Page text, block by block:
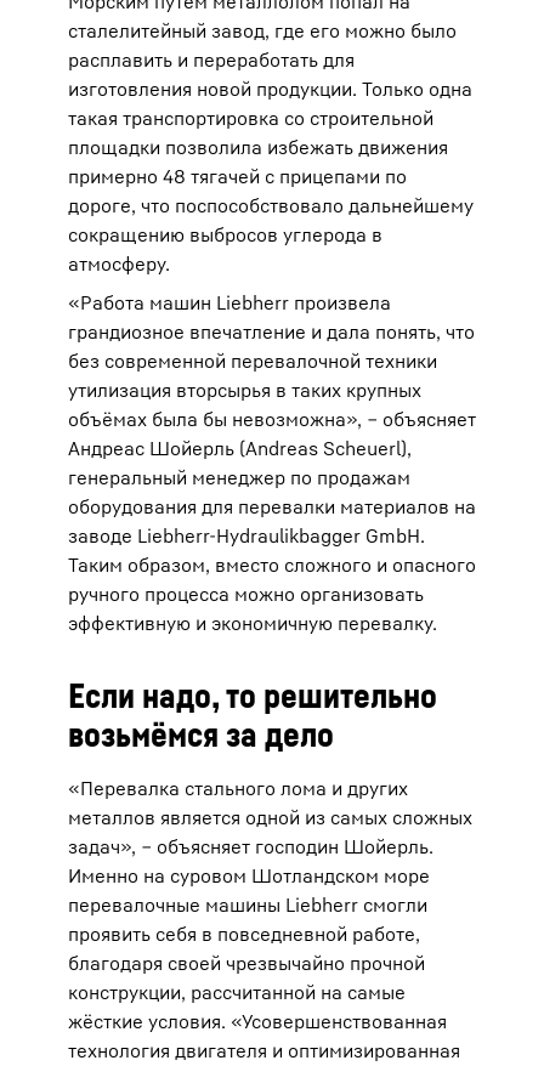
сталелитейный завод, где его можно было
расплавить и переработать для
изготовления новой продукции. Только одна
такая транспортировка со строительной
площадки позволила избежать движения
примерно 48 тягачей с прицепами по
дороге, что поспособствовало дальнейшему
сокращению выбросов углерода в
атмосферу.
«Работа машин Liebherr произвела
грандиозное впечатление и дала понять, что
без современной перевалочной техники
утилизация вторсырья в таких крупных
объёмах была бы невозможна», ‒ объясняет
Андреас Шойерль (Andreas Scheuerl),
генеральный менеджер по продажам
оборудования для перевалки материалов на
заводе Liebherr-Hydraulikbagger GmbH.
Таким образом, вместо сложного и опасного
ручного процесса можно организовать
эффективную и экономичную перевалку.
Если надо, то решительно
возьмёмся за дело
«Перевалка стального лома и других
металлов является одной из самых сложных
задач», ‒ объясняет господин Шойерль.
Именно на суровом Шотландском море
перевалочные машины Liebherr смогли
проявить себя в повседневной работе,
благодаря своей чрезвычайно прочной
конструкции, рассчитанной на самые
жёсткие условия. «Усовершенствованная
технология двигателя и оптимизированная